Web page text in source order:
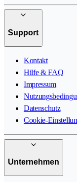
Support
Kontakt
Hilfe & FAQ
Impressum
Datenschutz
Cookie-
Unternehmen